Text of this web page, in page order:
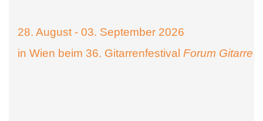
28. August - 03. September 2026
in Wien beim 36. Gitarrenfestival Forum Gitarre